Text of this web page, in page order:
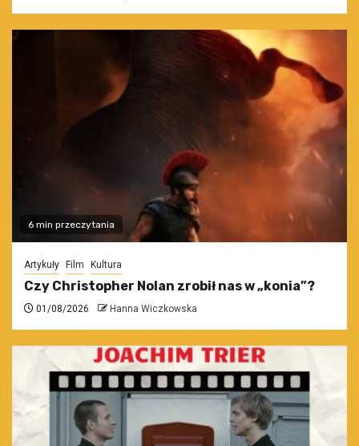
6 min przeczytania
Artykuły Film Kultura
Czy Christopher Nolan zrobił nas w „konia”?
01/08/2026 Hanna Wiczkowska